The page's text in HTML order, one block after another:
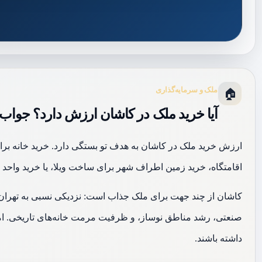
🏠 ملک و سرمایه‌گذاری
آیا خرید ملک در کاشان ارزش دارد؟
ارزش خرید ملک در کاشان به هدف تو بستگی دارد. خرید خانه
اقامتگاه، خرید زمین اطراف شهر برای ساخت ویلا، یا خرید
کاشان از چند جهت برای ملک جذاب است: نزدیکی نسبی به
صنعتی، رشد مناطق نوساز، و ظرفیت مرمت خانه‌های تاریخی.
داشته باشند.